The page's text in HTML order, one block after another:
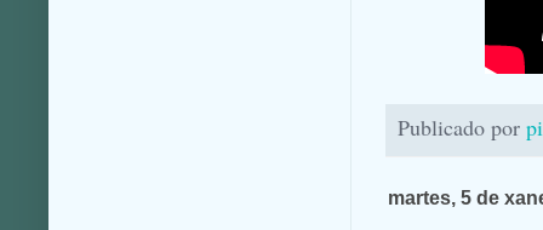
Publicado por
martes, 5 de